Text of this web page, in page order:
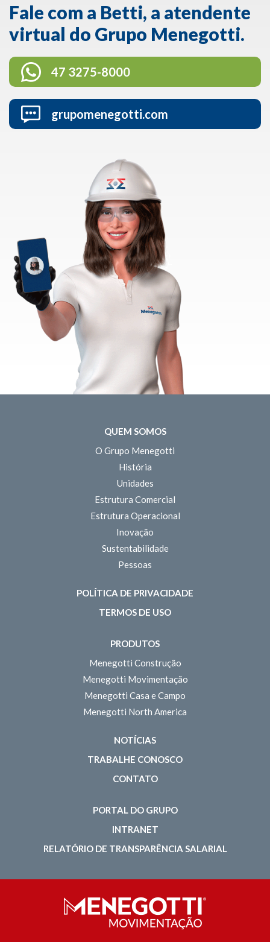
Fale com a Betti, a atendente
virtual do Grupo Menegotti.
47 3275-8000
grupomenegotti.com
QUEM SOMOS
O Grupo Menegotti
História
Unidades
Estrutura Comercial
Estrutura Operacional
Inovação
Sustentabilidade
Pessoas
POLÍTICA DE PRIVACIDADE
TERMOS DE USO
PRODUTOS
Menegotti Construção
Menegotti Movimentação
Menegotti Casa e Campo
Menegotti North America
NOTÍCIAS
TRABALHE CONOSCO
CONTATO
PORTAL DO GRUPO
INTRANET
RELATÓRIO DE TRANSPARÊNCIA SALARIAL